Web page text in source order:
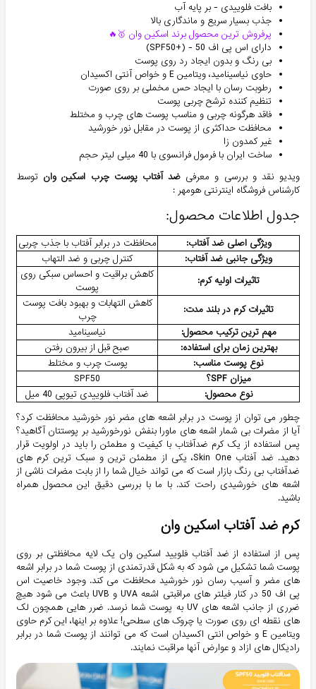
بافت فلوییدی - بر پایه آب
جذب بسیار سریع و ماندگاری بالا
پرفروش ترین محصول برند اسکین وان 🥇🔥
دارای اس پی اف 50 - (+SPF50)
بی رنگ و بدون ایجاد رد روی پوست
حاوی نیاسینامید، ویتامین E و خواص آنتی اکسیدان
رطوبت رسان با ایجاد حس مخملی بر روی صورت
تنظیم کننده ترشح چربی پوست
فاقد هرگونه چربی و مناسب پوست های چرب و مختلط
محافظت حداکثری از پوست در مقابل نور خورشید
غیر کمدون زا
ساخت ایران با فرمول فرانسوی با 40 میلی لیتر حجم
ویدیو نقد و بررسی و معرفی ضد آفتاب پوست چرب اسکین وان توسط
کارشناس فروشگاه اینترنتی هومهر :
جدول اطلاعات محصول:
ویژگی اصلی ضد آفتاب:
محافظت در برابر آفتاب با جذب چربی
ویژگی جانبی ضد آفتاب:
کنترل چربی و ضد التهاب
تاثیرات اولیه کرم:
کاهش براقیت و احساس سبکی روی
پوست
تاثیرات کرم در بلند مدت:
کاهش التهابات و بهبود بافت پوست
چرب
مهم ترین ترکیب محصول:
نیاسینامید
بهترین زمان برای استفاده:
صبح قبل از بیرون رفتن
نوع پوست مناسب:
پوست چرب و مختلط
میزان SPF؟
SPF50
نوع محصول:
ضد آفتاب فلوییدی تیوپی 40 میل
چطور می توان از پوست در برابر اشعه های مضر نور خورشید محافظت کرد؟
آیا از مضرات بی شمار اشعه های ماورا بنفش نورخورشید بر پوستتان آگاهید؟
پس استفاده از یک کرم ضدآفتاب با کیفیت و مطمئن را باید در اولویت قرار
دهید. ضد‌ آفتاب Skin One، یکی از مطمئن ترین و سبک ترین کرم های
ضدآفتاب بی رنگ بازار است که می تواند خیال شما را از بابت مضرات ناشی از
اشعه های خورشیدی راحت کند. با ما با بررسی دقیق این محصول همراه
باشید.
کرم ضد آفتاب اسکین وان
پس از استفاده از ضد آفتاب فلویید اسکین وان یک لایه محافظتی بر روی
پوست شما تشکیل می شود که به شکل قدرتمندی از پوست شما در برابر اشعه
های مضر و آسیب رسان نور خورشید محافظت می کند. وجود خاصیت اس
پی اف 50 در کنار فیلتر های مراقبتی اشعه UVA و UVB باعث می شود هیچ
ضرری از جانب اشعه های UV به پوست شما نرسد. ضرر هایی همچون لک
های نقطه ای روی صورت یا چروک های سطحی! علاوه بر اینها، این کرم حاوی
ویتامین E و خواص انتی اکسیدان است که می توانند از پوست شما در برابر
رادیکال های ازاد و عوارض آنها مراقبت نمایند.